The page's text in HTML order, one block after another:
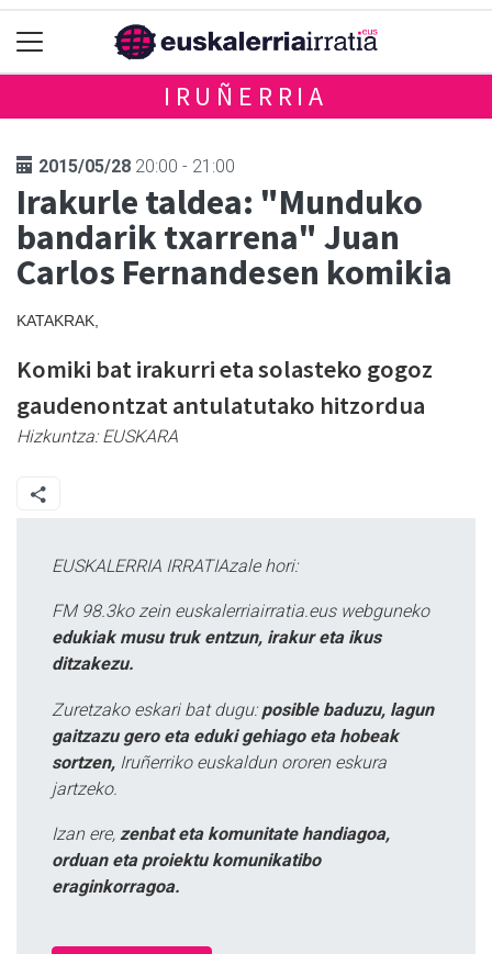
IRUÑERRIA
2015/05/28 20:00 - 21:00
Irakurle taldea: "Munduko
bandarik txarrena" Juan
Carlos Fernandesen komikia
KATAKRAK,
Komiki bat irakurri eta solasteko gogoz
gaudenontzat antulatutako hitzordua
Hizkuntza:EUSKARA
EUSKALERRIA IRRATIAzale hori:
FM 98.3ko zein euskalerriairratia.eus webguneko
edukiak musu truk entzun, irakur eta ikus
ditzakezu.
Zuretzako eskari bat dugu: posible baduzu, lagun
gaitzazu gero eta eduki gehiago eta hobeak
sortzen, Iruñerriko euskaldun ororen eskura
jartzeko.
Izan ere, zenbat eta komunitate handiagoa,
orduan eta proiektu komunikatibo
eraginkorragoa.